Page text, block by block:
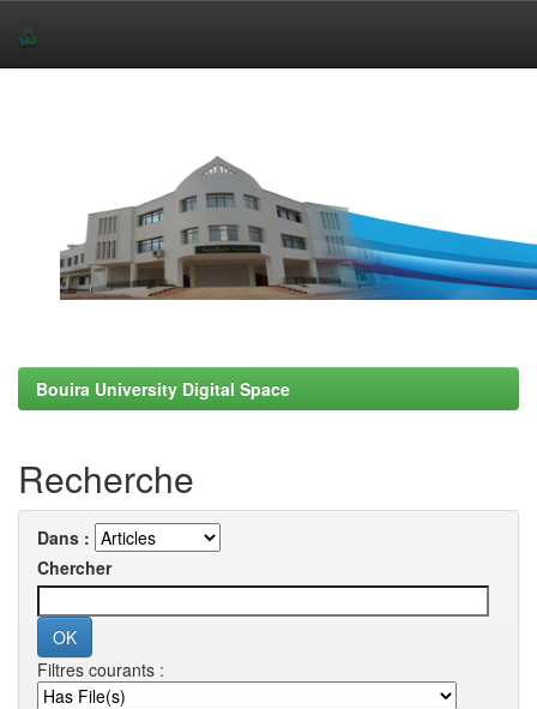
Bouira University Digital Space
Recherche
Dans :
Chercher
Filtres courants :